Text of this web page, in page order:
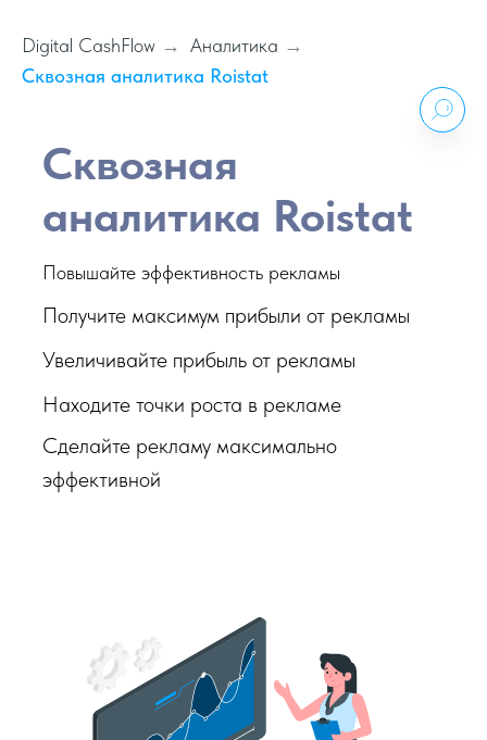
Digital CashFlow → Аналитика →
Сквозная аналитика Roistat
Сквозная
аналитика Roistat
Повышайте эффективность рекламы
Получите максимум прибыли от рекламы
Сделайте рекламу максимально
эффективной
Увеличивайте прибыль от рекламы
Находите точки роста в рекламе